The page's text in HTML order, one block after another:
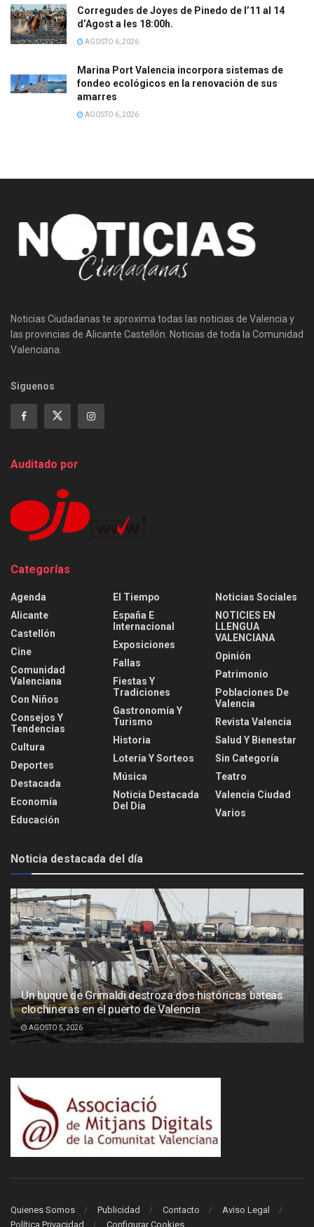
Corregudes de Joyes de Pinedo de l’11 al 14
d’Agost a les 18:00h.
AGOSTO 6, 2026
Marina Port Valencia incorpora sistemas de
fondeo ecológicos en la renovación de sus
amarres
AGOSTO 6, 2026
Noticias Ciudadanas te aproxima todas las noticias de Valencia y
las provincias de Alicante Castellón. Noticias de toda la Comunidad
Valenciana.
Siguenos
Auditado por
Categorías
Agenda
Alicante
Castellón
Cine
Comunidad
Valenciana
Con Niños
Consejos Y
Tendencias
Cultura
Deportes
Destacada
Economía
Educación
El Tiempo
España E
Internacional
Exposiciones
Fallas
Fiestas Y
Tradiciones
Gastronomía Y
Turismo
Historia
Lotería Y Sorteos
Música
Noticia Destacada
Del Día
Noticias Sociales
NOTICIES EN
LLENGUA
VALENCIANA
Opinión
Patrimonio
Poblaciones De
Valencia
Revista Valencia
Salud Y Bienestar
Sin Categoría
Teatro
Valencia Ciudad
Varios
Noticia destacada del día
Un buque de Grimaldi destroza dos históricas bateas
clochineras en el puerto de Valencia
AGOSTO 5, 2026
Quienes Somos Publicidad Contacto
Aviso Legal
Política Privacidad
Configurar Cookies